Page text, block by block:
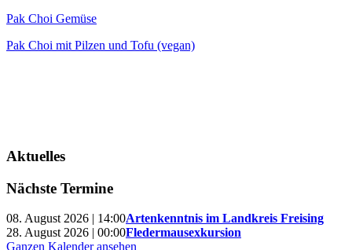
Pak Choi Gemüse
Pak Choi mit Pilzen und Tofu (vegan)
Aktuelles
Nächste Termine
08. August 2026 | 14:00Artenkenntnis im Landkreis Freising
28. August 2026 | 00:00Fledermausexkursion
Ganzen Kalender ansehen